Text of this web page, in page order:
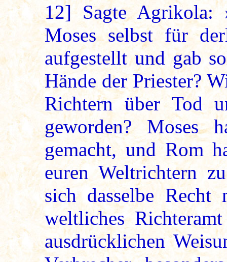
12]Sagte Agrikola:
Moses selbst für
aufgestellt und gab
Hände der Priester?
Richtern über Tod
geworden? Moses
gemacht, und Rom
euren Weltrichtern
sich dasselbe
weltliches
ausdrücklichen